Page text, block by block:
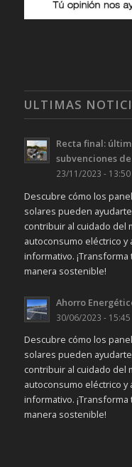
ULTIMAS
Recta final:
subvenciones
23/11/2023 - 13:50
Descubre cómo los
solares pueden
contribuir al cuidado del
autoconsumo eléctrico
informativo.
manera sostenible!
Ahorro
30/06/2023 - 15:45
Descubre cómo los
solares pueden
contribuir al cuidado del
autoconsumo eléctrico
informativo.
manera sostenible!